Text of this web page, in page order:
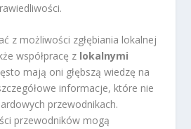
z możliwości zgłębiania lokalnej
współpracę z lokalnymi
mają oni głębszą wiedzę na
informacje, które nie
przewodnikach.
przewodników mogą